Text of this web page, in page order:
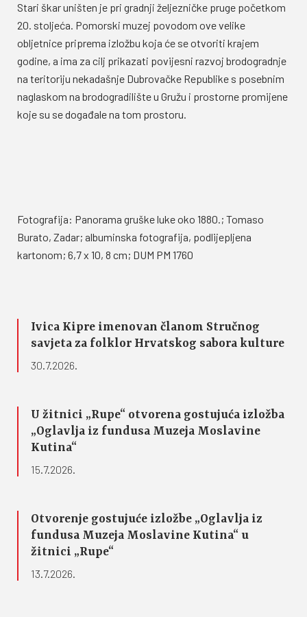
Stari škar uništen je pri gradnji željezničke pruge početkom
20. stoljeća. Pomorski muzej povodom ove velike
obljetnice priprema izložbu koja će se otvoriti krajem
godine, a ima za cilj prikazati povijesni razvoj brodogradnje
na teritoriju nekadašnje Dubrovačke Republike s posebnim
naglaskom na brodogradilište u Gružu i prostorne promijene
koje su se događale na tom prostoru.
Fotografija: Panorama gruške luke oko 1880.; Tomaso
Burato, Zadar; albuminska fotografija, podlijepljena
kartonom; 6,7 x 10, 8 cm; DUM PM 1760
Ivica Kipre imenovan članom Stručnog
savjeta za folklor Hrvatskog sabora kulture
30.7.2026.
U žitnici „Rupe“ otvorena gostujuća izložba
„Oglavlja iz fundusa Muzeja Moslavine
Kutina“
15.7.2026.
Otvorenje gostujuće izložbe „Oglavlja iz
fundusa Muzeja Moslavine Kutina“ u
žitnici „Rupe“
13.7.2026.